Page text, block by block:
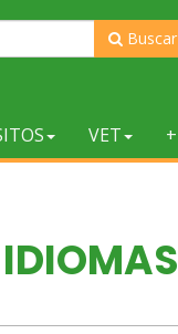
Buscar
VET +
IDIOMAS